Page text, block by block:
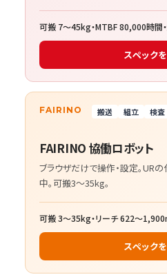
可搬 7〜45kg・MTBF 80,000時間
スペック
FAIRINO 搬送 組立 検査
FAIRINO 協働ロボット
ブラウザだけで操作・設定。UR
中。可搬3〜35kg。
可搬 3〜35kg・リーチ 622〜
スペック